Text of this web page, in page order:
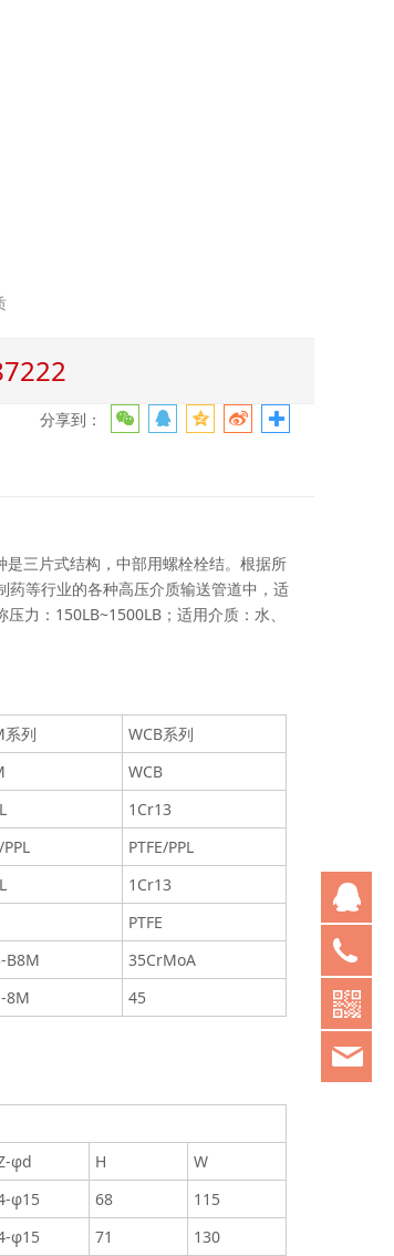
分享到：
三片式结构，中部用螺栓栓结。根据所
等行业的各种高压介质输送管道中，适
力：150LB~1500LB；适用介质：水、
系列
WCB系列
WCB
1Cr13
PPL
PTFE/PPL
1Cr13
PTFE
B8M
35CrMoA
8M 45
φd H
W
φ15 68
115
φ15 71
130